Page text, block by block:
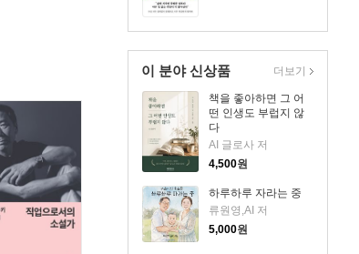
이 분야 신상품
책을 좋아하면 그 어
떤 인생도 부럽지 않
다
AI 글로사 저
4,500원
하루하루 자라는 중
류원영,AI 저
5,000원
더보기